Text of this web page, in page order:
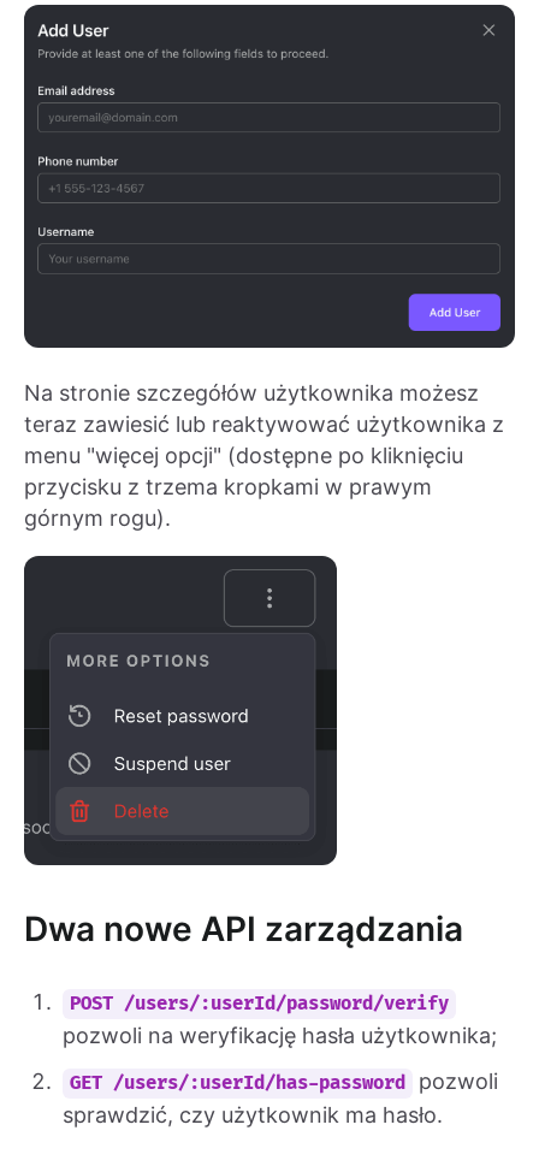
Na stronie szczegółów użytkownika możesz
teraz zawiesić lub reaktywować użytkownika z
menu "więcej opcji" (dostępne po kliknięciu
przycisku z trzema kropkami w prawym
górnym rogu).
Dwa nowe API zarządzania
POST /users/:userId/password/verify
pozwoli na weryfikację hasła użytkownika;
GET /users/:userId/has-password
pozwoli
sprawdzić, czy użytkownik ma hasło.